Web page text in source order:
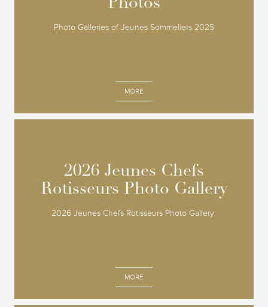
Photos
Photo Galleries of Jeunes Sommeliers 2025
MORE
Photos
2026 Jeunes Chefs
Rotisseurs Photo Gallery
2026 Jeunes Chefs Rotisseurs Photo Gallery
MORE
2026 Jeunes Chefs
Rotisseurs Photo Gallery